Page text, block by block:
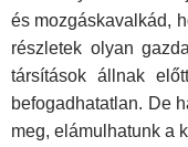
és mozgáskavalkád,
részletek olyan
társítások állnak
befogadhatatlan. De
meg, elámulhatunk a